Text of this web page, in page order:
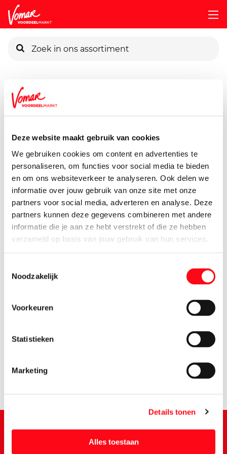
Deze website maakt gebruik van cookies
We gebruiken cookies om content en advertenties te
personaliseren, om functies voor social media te bieden
en om ons websiteverkeer te analyseren. Ook delen we
informatie over jouw gebruik van onze site met onze
partners voor social media, adverteren en analyse. Deze
partners kunnen deze gegevens combineren met andere
informatie die je aan ze hebt verstrekt of die ze hebben
verzameld op basis van jouw gebruik van hun services.
Noodzakelijk
Voorkeuren
Statistieken
Marketing
Details tonen
Alles toestaan
Pincode vergeten
Persoonlijk KIK-account
Assortiment
400 gram
2.99